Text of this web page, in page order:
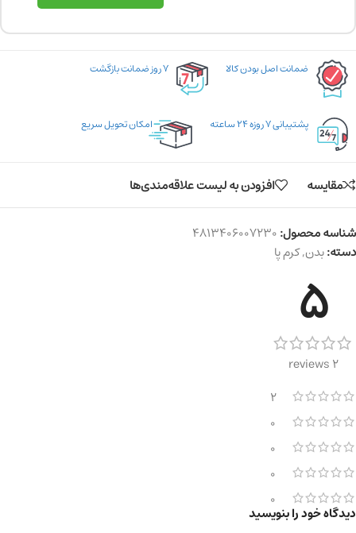
ضمانت اصل بودن کالا ۷ روز ضمانت بازگشت
پشتیبانی ۷ روزه ۲۴ ساعته امکان تحویل سریع
مقایسه افزودن به لیست علاقه‌مندی‌ها
شناسه محصول:4813406007230
دسته:بدن,کرم پا
5
2 reviews
2
0
0
0
0
دیدگاه خود را بنویسید